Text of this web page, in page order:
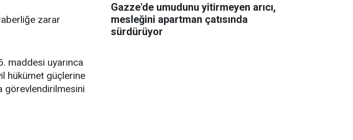
zarar
maddesi uyarınca
hükümet güçlerine
görevlendirilmesini
Gazze'de umudunu yitirmeyen arıcı,
mesleğini apartman çatısında
sürdürüyor